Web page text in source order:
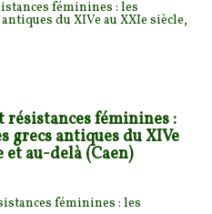
résistances féminines :
grecs antiques du XIVe
et au-delà (Caen)
féminines : les